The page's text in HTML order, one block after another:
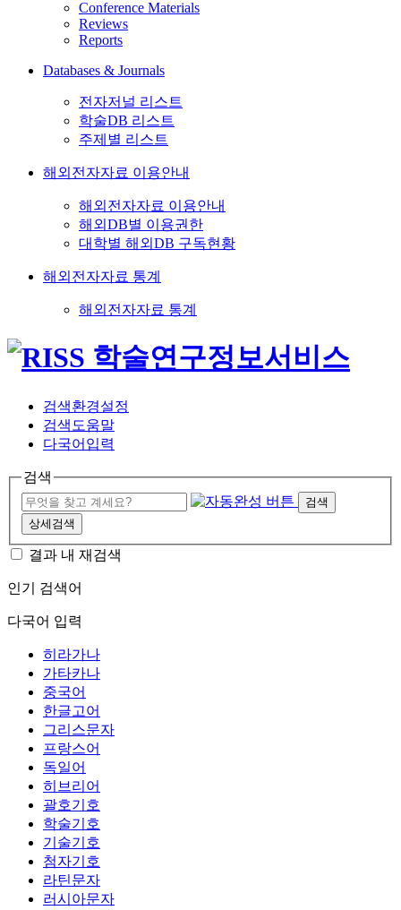
Conference Materials
Reviews
Reports
Databases & Journals
전자저널 리스트
학술DB 리스트
주제별 리스트
해외전자자료 이용안내
해외전자자료 이용안내
해외DB별 이용권한
대학별 해외DB 구독현황
해외전자자료 통계
해외전자자료 통계
검색환경설정
검색도움말
다국어입력
검색
검색
상세검색
결과 내 재검색
인기 검색어
다국어 입력
히라가나
가타카나
중국어
한글고어
그리스문자
프랑스어
독일어
히브리어
괄호기호
학술기호
기술기호
첨자기호
라틴문자
러시아문자